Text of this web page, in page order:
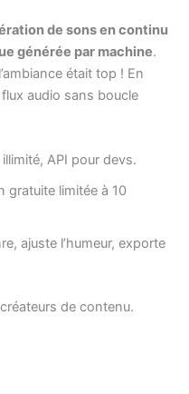
de sons en continu
générée par machine.
était top ! En
audio sans boucle
API pour devs.
gratuite limitée à 10
ajuste l’humeur, exporte
de contenu.